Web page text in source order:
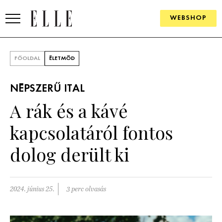
WEBSHOP
SZÉPSÉG
KULTÚRA
ÉLETMÓD
PÁRKAPCSOLAT
FŐOLDAL ÉLETMÓD
NÉPSZERŰ ITAL
A rák és a kávé
kapcsolatáról fontos
dolog derült ki
2024. június 25. 3 perc olvasás